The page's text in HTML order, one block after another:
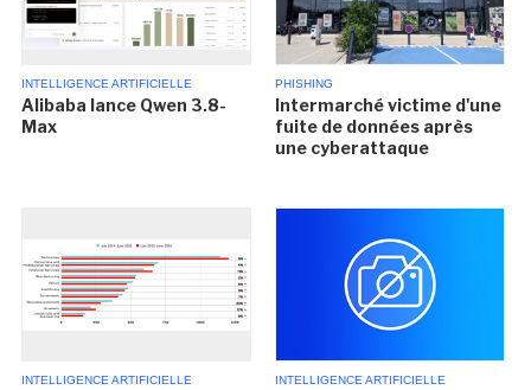
INTELLIGENCE ARTIFICIELLE
Alibaba lance Qwen 3.8-
Max
PHISHING
Intermarché victime d'une
fuite de données après
une cyberattaque
INTELLIGENCE ARTIFICIELLE INTELLIGENCE ARTIFICIELLE